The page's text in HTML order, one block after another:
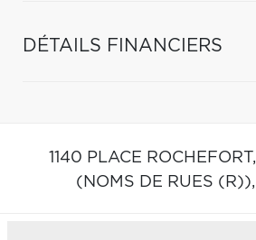
DÉTAILS FINANCIERS
1140 PLACE ROCHEFORT,
(NOMS DE RUES (R)),